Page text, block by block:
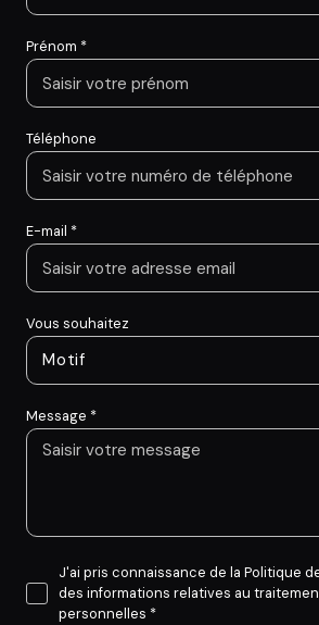
Prénom *
Téléphone
E-mail *
Vous souhaitez
Motif
Message *
J'ai pris connaissance de la Politique
des informations relatives au
personnelles *